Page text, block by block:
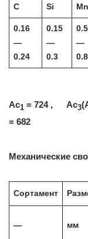
C Si Mn
0.16
—
0.24
0.15
—
0.3
—
Ac1 = 724 , Ac3
= 682
Механические
Сортамент
— мм